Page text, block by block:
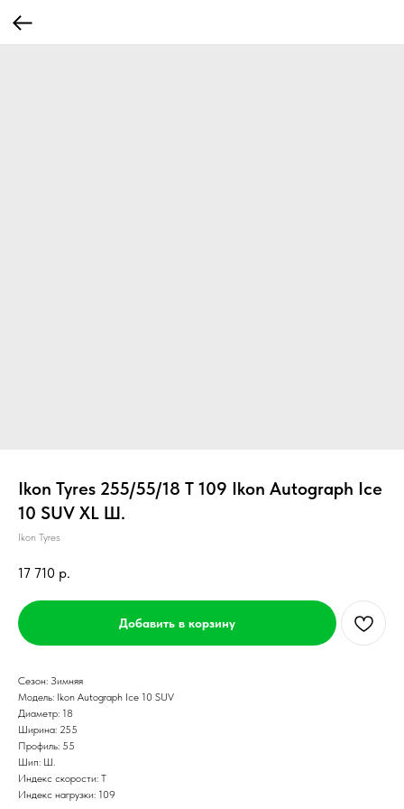
Ikon Tyres 255/55/18 T 109 Ikon Autograph Ice
10 SUV XL Ш.
Ikon Tyres
17 710 р.
Добавить в корзину
Сезон: Зимняя
Модель: Ikon Autograph Ice 10 SUV
Диаметр: 18
Ширина: 255
Профиль: 55
Шип: Ш.
Индекс скорости: T
Индекс нагрузки: 109